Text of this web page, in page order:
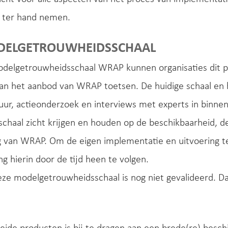
ter hand nemen.
WRAP kunnen organisaties dit
het aanbod van WRAP toetsen. De huidige schaal
actieonderzoek en interviews met experts in
zicht krijgen en houden op de beschikbaarheid,
van WRAP. Om de eigen implementatie en uitvoering
hierin door de tijd heen te volgen.
modelgetrouwheidsschaal is nog niet gevalideerd.